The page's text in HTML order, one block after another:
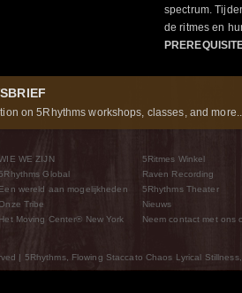
spectrum.
de ritmes en
on 5Rhythms workshops, classes, and
WE ZIJN
Global
Een wereld aan mogelijkheden
Tribe
Het Moving Center® New York
5Ritmes Winkel
Raven Recording
5Rhythms Theater
Nieuws
Neem contact met ons
| 5Rhythms, Flowing Staccato Chaos Lyrical